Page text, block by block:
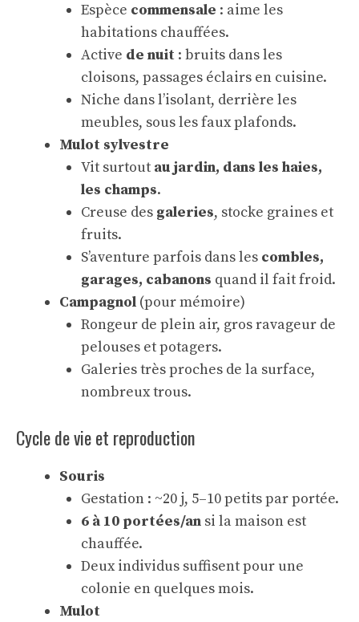
Espèce commensale : aime les
habitations chauffées.
Active de nuit : bruits dans les
cloisons, passages éclairs en cuisine.
Niche dans l’isolant, derrière les
meubles, sous les faux plafonds.
Mulot sylvestre
Vit surtout au jardin, dans les haies,
les champs.
Creuse des galeries, stocke graines et
fruits.
S’aventure parfois dans les combles,
garages, cabanons quand il fait froid.
Campagnol (pour mémoire)
Rongeur de plein air, gros ravageur de
pelouses et potagers.
Galeries très proches de la surface,
nombreux trous.
Cycle de vie et reproduction
Souris
Gestation : ~20 j, 5–10 petits par portée.
6 à 10 portées/an si la maison est
chauffée.
Deux individus suffisent pour une
colonie en quelques mois.
Mulot